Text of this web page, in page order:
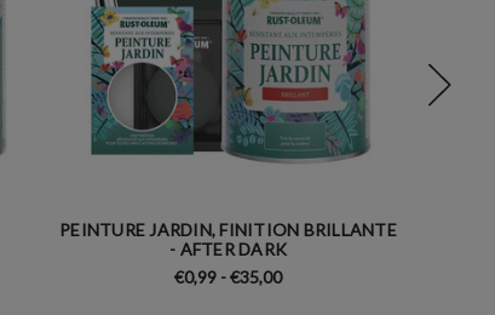
PEINTURE JARDIN, FINITION BRILLANTE
- AFTER DARK
€0,99 - €35,00